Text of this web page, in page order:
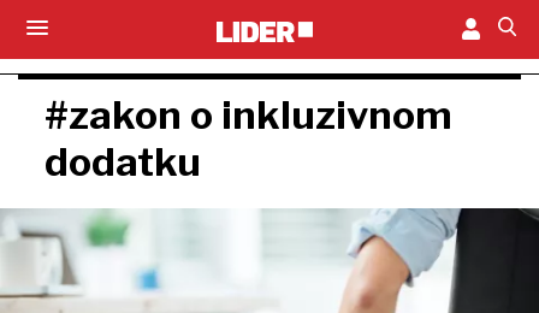
#zakon o inkluzivnom
dodatku